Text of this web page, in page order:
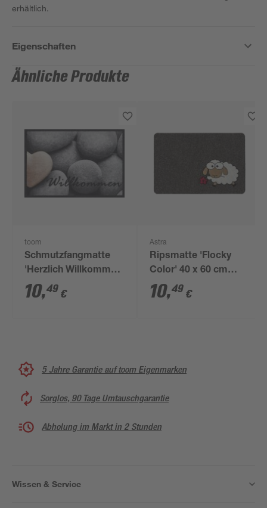
erhältlich.
Eigenschaften
Ähnliche Produkte
toom
Schmutzfangmatte
'Herzlich Willkommen'
grau 39 x 58 cm
10,49 €
Astra
Ripsmatte 'Flocky
Color' 40 x 60 cm
Schaf anthrazit
10,49 €
5 Jahre Garantie auf toom Eigenmarken
Sorglos, 90 Tage Umtauschgarantie
Abholung im Markt in 2 Stunden
Wissen & Service